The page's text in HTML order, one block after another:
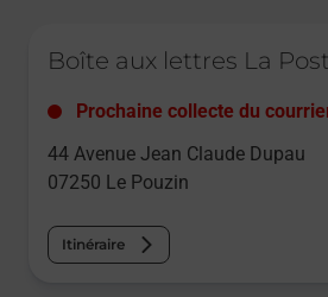
Boîte aux lettres La
Prochaine collecte du
44 Avenue Jean Claude Dupau
07250 Le Pouzin
Itinéraire